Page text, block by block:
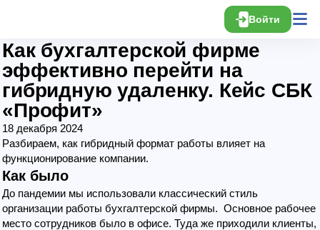
Войти
Как бухгалтерской фирме
эффективно перейти на
гибридную удаленку. Кейс СБК
«Профит»
18 декабря 2024
Разбираем, как гибридный формат работы влияет на
функционирование компании.
Как было
До пандемии мы использовали классический стиль
организации работы бухгалтерской фирмы. Основное рабочее
место сотрудников было в офисе. Туда же приходили клиенты,